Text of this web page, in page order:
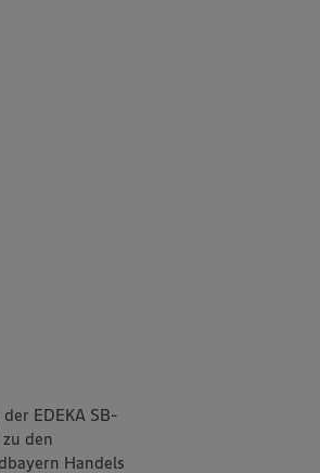
EDEKA SB-
den
Handels